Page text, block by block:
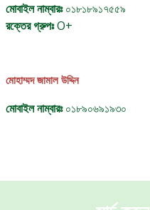
মোবাইল নাম্বারঃ০১৮১৮৯১৭৫৫৯
রক্তের গ্রুপঃO+
মোহাম্মদ জামাল উদ্দিন
মোবাইল নাম্বারঃ০১৮৯০৬৯১৯৩০